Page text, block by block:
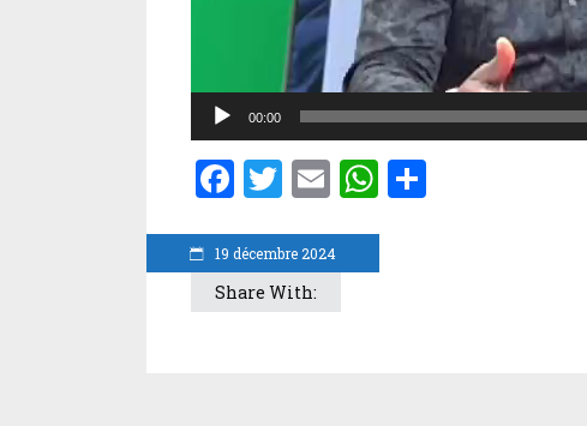
19 décembre 2024
00:00
Facebook
Twitter
EmailWhatsApp
Share With: